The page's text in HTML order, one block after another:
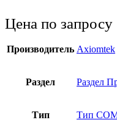
Цена по запросу
Производитель Axiomtek
Раздел Раздел
Тип Тип